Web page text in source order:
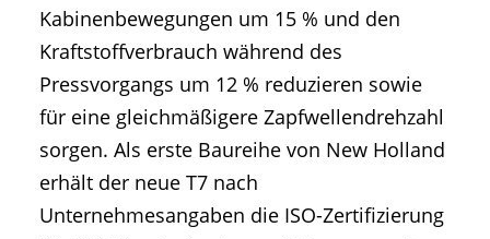
Kabinenbewegungen um 15 % und den
Kraftstoffverbrauch während des
Pressvorgangs um 12 % reduzieren sowie
für eine gleichmäßigere Zapfwellendrehzahl
sorgen. Als erste Baureihe von New Holland
erhält der neue T7 nach
Unternehmesangaben die ISO-Zertifizierung